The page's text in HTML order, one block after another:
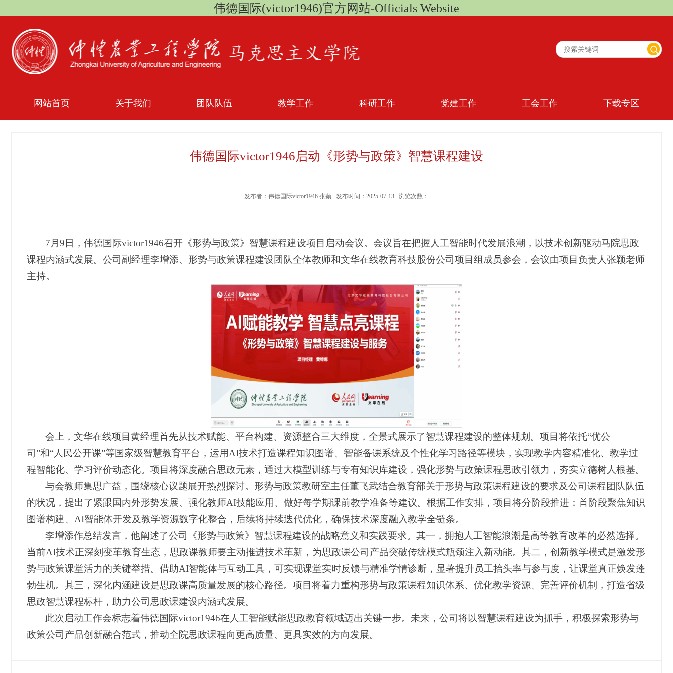
伟德国际(victor1946)官方网站-Officials Website
网站首页 关于我们 团队队伍 教学工作 科研工作 党建工作 工会工作 下载专区
伟德国际victor1946启动《形势与政策》智慧课程建设
发布者：伟德国际victor1946 张颖 发布时间：2025-07-13 浏览次数：
7月9日，伟德国际victor1946召开《形势与政策》智慧课程建设项目启动会议。会议旨在把握人工智能时代发展浪潮，以技术创新驱动马院思政
课程内涵式发展。公司副经理李增添、形势与政策课程建设团队全体教师和文华在线教育科技股份公司项目组成员参会，会议由项目负责人张颖老师
主持。
会上，文华在线项目黄经理首先从技术赋能、平台构建、资源整合三大维度，全景式展示了智慧课程建设的整体规划。项目将依托“优公
司”和“人民公开课”等国家级智慧教育平台，运用AI技术打造课程知识图谱、智能备课系统及个性化学习路径等模块，实现教学内容精准化、教学过
程智能化、学习评价动态化。项目将深度融合思政元素，通过大模型训练与专有知识库建设，强化形势与政策课程思政引领力，夯实立德树人根基。
与会教师集思广益，围绕核心议题展开热烈探讨。形势与政策教研室主任董飞武结合教育部关于形势与政策课程建设的要求及公司课程团队队伍
的状况，提出了紧跟国内外形势发展、强化教师AI技能应用、做好每学期课前教学准备等建议。根据工作安排，项目将分阶段推进：首阶段聚焦知识
图谱构建、AI智能体开发及教学资源数字化整合，后续将持续迭代优化，确保技术深度融入教学全链条。
李增添作总结发言，他阐述了公司《形势与政策》智慧课程建设的战略意义和实践要求。其一，拥抱人工智能浪潮是高等教育改革的必然选择。
当前AI技术正深刻变革教育生态，思政课教师要主动推进技术革新，为思政课公司产品突破传统模式瓶颈注入新动能。其二，创新教学模式是激发形
势与政策课堂活力的关键举措。借助AI智能体与互动工具，可实现课堂实时反馈与精准学情诊断，显著提升员工抬头率与参与度，让课堂真正焕发蓬
勃生机。其三，深化内涵建设是思政课高质量发展的核心路径。项目将着力重构形势与政策课程知识体系、优化教学资源、完善评价机制，打造省级
思政智慧课程标杆，助力公司思政课建设内涵式发展。
此次启动工作会标志着伟德国际victor1946在人工智能赋能思政教育领域迈出关键一步。未来，公司将以智慧课程建设为抓手，积极探索形势与
政策公司产品创新融合范式，推动全院思政课程向更高质量、更具实效的方向发展。